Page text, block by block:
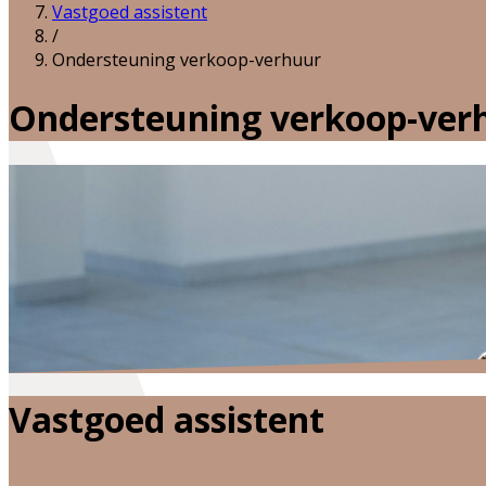
Vastgoed assistent
/
Ondersteuning verkoop-verhuur
Ondersteuning verkoop-
Vastgoed assistent